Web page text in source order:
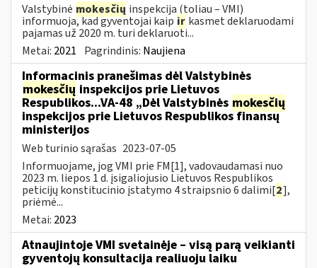
Valstybinė mokesčių inspekcija (toliau – VMI)
informuoja, kad gyventojai kaip ir kasmet deklaruodami
pajamas už 2020 m. turi deklaruoti...
Metai: 2021 Pagrindinis: Naujiena
Informacinis pranešimas dėl Valstybinės
mokesčių inspekcijos prie Lietuvos
Respublikos...VA-48 „Dėl Valstybinės mokesčių
inspekcijos prie Lietuvos Respublikos finansų
ministerijos
Web turinio sąrašas 2023-07-05
Informuojame, jog VMI prie FM[1], vadovaudamasi nuo
2023 m. liepos 1 d. įsigaliojusio Lietuvos Respublikos
peticijų konstitucinio įstatymo 4 straipsnio 6 dalimi[2],
priėmė...
Metai: 2023
Atnaujintoje VMI svetainėje – visą parą veikianti
gyventojų konsultacija realiuoju laiku